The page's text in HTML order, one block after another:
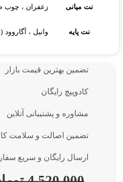
نت میانی زعفران ، چوب
نت پایه وانیل ،
تضمین بهترین قیمت بازار
کادوپیچ رایگان
مشاوره و پشتیبانی آنلاین
تضمین اصالت و سلامت
ارسال رایگان و سریع